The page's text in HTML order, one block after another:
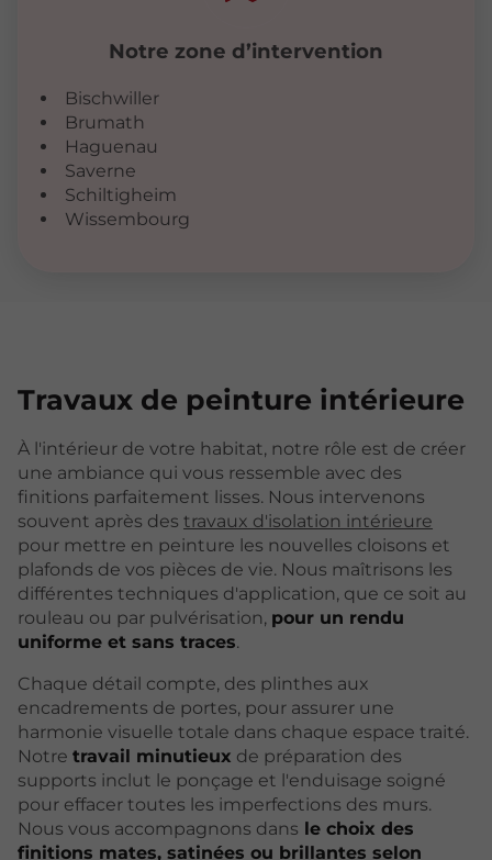
Notre zone d’intervention
Bischwiller
Brumath
Haguenau
Saverne
Schiltigheim
Wissembourg
Travaux de peinture intérieure
À l'intérieur de votre habitat, notre rôle est de créer
une ambiance qui vous ressemble avec des
finitions parfaitement lisses. Nous intervenons
souvent après destravaux d'isolation intérieure
pour mettre en peinture les nouvelles cloisons et
plafonds de vos pièces de vie. Nous maîtrisons les
différentes techniques d'application, que ce soit au
rouleau ou par pulvérisation, pour un rendu
uniforme et sans traces.
Chaque détail compte, des plinthes aux
encadrements de portes, pour assurer une
harmonie visuelle totale dans chaque espace traité.
Notretravail minutieux de préparation des
supports inclut le ponçage et l'enduisage soigné
pour effacer toutes les imperfections des murs.
Nous vous accompagnons dans le choix des
finitions mates, satinées ou brillantes selon